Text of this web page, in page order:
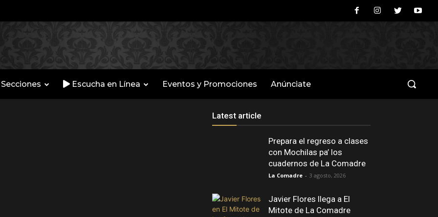
Secciones Escucha en Línea Eventos y Promociones Anúnciate
Latest article
Prepara el regreso a clases
con Mochilas pa’ los
cuadernos de La Comadre
La Comadre - 3 agosto, 2026
Javier Flores llega a El
Mitote de La Comadre